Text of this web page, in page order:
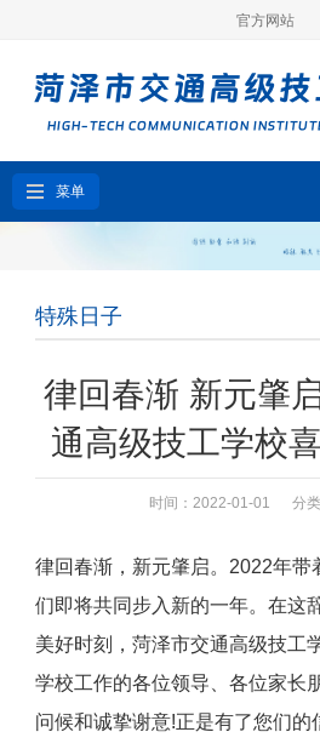
官方网站
菜单
特殊日子
律回春渐 新元肇
通高级技工学校
时间：2022-01-01 分类
律回春渐，新元肇启。2022年带
们即将共同步入新的一年。在这
美好时刻，菏泽市交通高级技工
学校工作的各位领导、各位家长
问候和诚挚谢意!正是有了您们的